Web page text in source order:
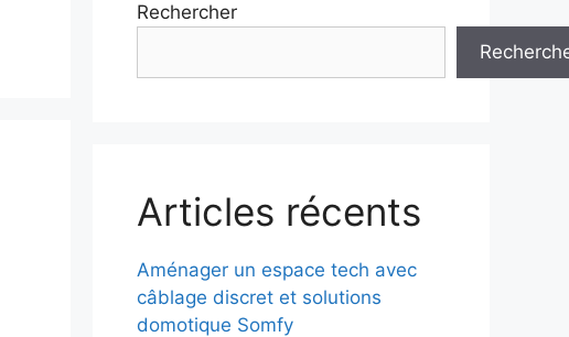
Rechercher
Articles récents
Aménager un espace tech avec
câblage discret et solutions
domotique Somfy